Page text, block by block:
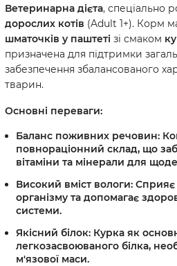
Ветеринарна дієта, спеціально
дорослих котів (Adult 1+). Корм
шматочків у паштеті зі смаком
призначена для підтримки
забезпечення збалансованого
тварин.
Основні переваги:
Баланс поживних речовин:
повнораціонний склад, що
вітаміни та мінерали для
Високий вміст вологи: Сприяє
організму та допомагає
системи.
Якісний білок: Курка як
легкозасвоюваного білка,
м'язової маси.